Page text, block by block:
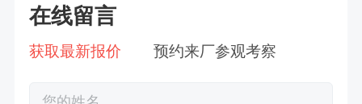
在线留言
获取最新报价 预约来厂参观考察